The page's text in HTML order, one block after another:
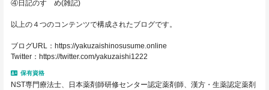
④日記のすゝめ(雑記)
以上の４つのコンテンツで構成されたブログです。
ブログURL：https://yakuzaishinosusume.online
Twitter：https://twitter.com/yakuzaishi1222
保有資格
NST専門療法士、日本薬剤師研修センター認定薬剤師、漢方・生薬認定薬剤